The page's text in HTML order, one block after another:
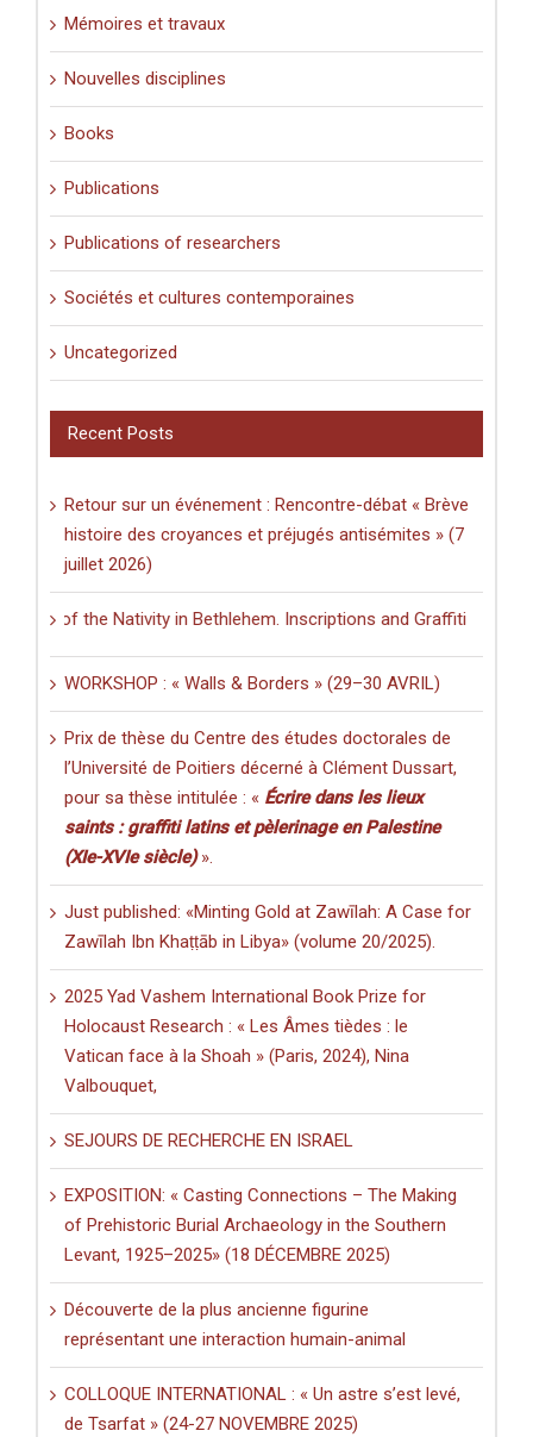
Mémoires et travaux
Nouvelles disciplines
Books
Publications
Publications of researchers
Sociétés et cultures contemporaines
Uncategorized
Recent Posts
Retour sur un événement : Rencontre-débat « Brève
histoire des croyances et préjugés antisémites » (7
juillet 2026)
of the Nativity in Bethlehem. Inscriptions and Graffiti in a
WORKSHOP : « Walls & Borders » (29–30 AVRIL)
Prix de thèse du Centre des études doctorales de
l’Université de Poitiers décerné à Clément Dussart,
pour sa thèse intitulée : « Écrire dans les lieux
saints : graffiti latins et pèlerinage en Palestine
(XIe-XVIe siècle)».
Just published: «Minting Gold at Zawīlah: A Case for
Zawīlah Ibn Khaṭṭāb in Libya» (volume 20/2025).
2025 Yad Vashem International Book Prize for
Holocaust Research : « Les Âmes tièdes : le
Vatican face à la Shoah » (Paris, 2024), Nina
Valbouquet,
SEJOURS DE RECHERCHE EN ISRAEL
EXPOSITION: « Casting Connections – The Making
of Prehistoric Burial Archaeology in the Southern
Levant, 1925–2025» (18 DÉCEMBRE 2025)
Découverte de la plus ancienne figurine
représentant une interaction humain-animal
COLLOQUE INTERNATIONAL : « Un astre s’est levé,
de Tsarfat » (24-27 NOVEMBRE 2025)